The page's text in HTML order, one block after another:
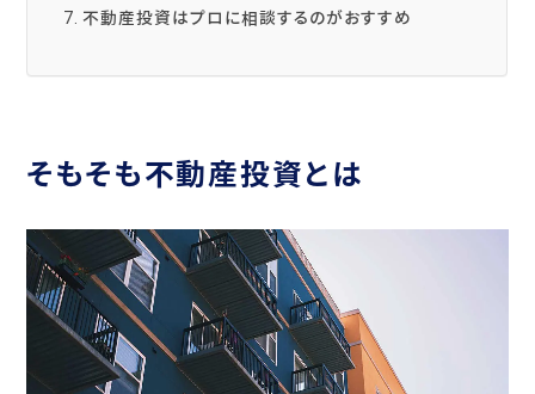
不動産投資はプロに相談するのがおすすめ
そもそも不動産投資とは